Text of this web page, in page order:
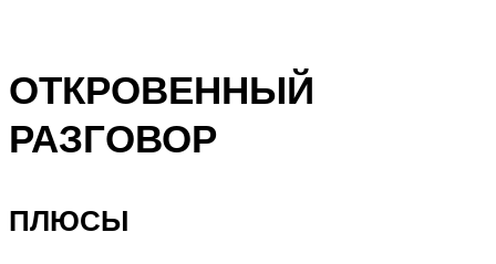
ОТКРОВЕННЫЙ
РАЗГОВОР
ПЛЮСЫ